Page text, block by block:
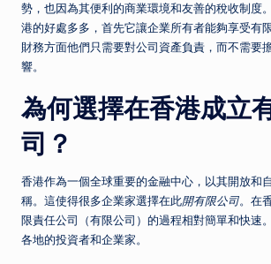
勢，也因為其便利的商業環境和友善的稅收制度。
港的好處多多，首先它讓企業所有者能夠享受有
財務方面他們只需要對公司資產負責，而不需要
響。
為何選擇在香港成立
司？
香港作為一個全球重要的金融中心，以其開放和
稱。這使得很多企業家選擇在此開有限公司。在
限責任公司（有限公司）的過程相對簡單和快速
各地的投資者和企業家。